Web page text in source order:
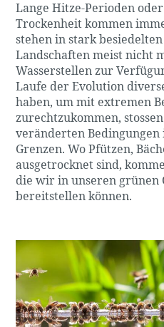
Lange Hitze-Perioden
Trockenheit kommen
stehen in stark
Landschaften meist nicht
Wasserstellen zur
Laufe der Evolution
haben, um mit extremen
zurechtzukommen,
veränderten
Grenzen. Wo Pfützen,
ausgetrocknet sind,
die wir in unseren grünen
bereitstellen können.